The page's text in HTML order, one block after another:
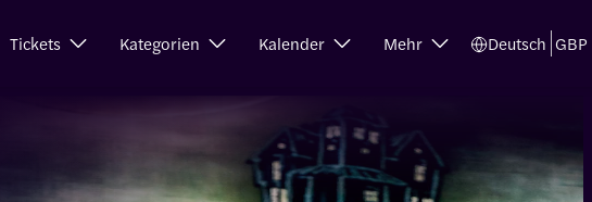
Tickets Kategorien Kalender Mehr Deutsch GBP